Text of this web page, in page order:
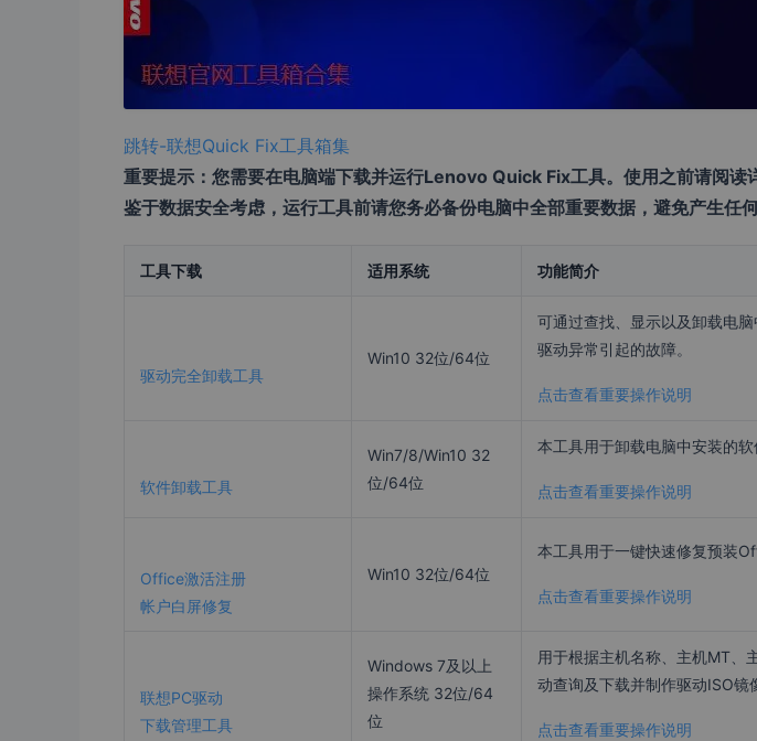
跳转-联想Quick Fix工具箱集
重要提示：您需要在电脑端下载并运行Lenovo Quick Fix工具。使用之前请阅读
鉴于数据安全考虑，运行工具前请您务必备份电脑中全部重要数据，避免产生任
工具下载 适用系统 功能简介
驱动完全卸载工具
Win10 32位/64位
可通过查找、显示以及卸载电
驱动异常引起的故障。
点击查看重要操作说明
软件卸载工具
Win7/8/Win10 32
位/64位
本工具用于卸载电脑中安装的软
点击查看重要操作说明
Office激活注册
帐户白屏修复
Win10 32位/64位
本工具用于一键快速修复预装
点击查看重要操作说明
联想PC驱动
下载管理工具
Windows 7及以上
操作系统 32位/64
位
用于根据主机名称、主机MT、
动查询及下载并制作驱动ISO镜
点击查看重要操作说明